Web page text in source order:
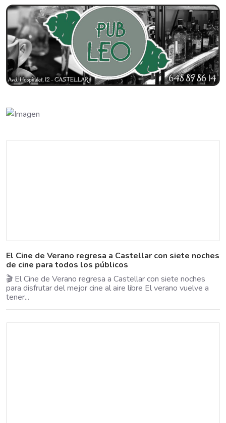
El Cine de Verano regresa a Castellar con siete noches
de cine para todos los públicos
🎬 El Cine de Verano regresa a Castellar con siete noches
para disfrutar del mejor cine al aire libre El verano vuelve a
tener...